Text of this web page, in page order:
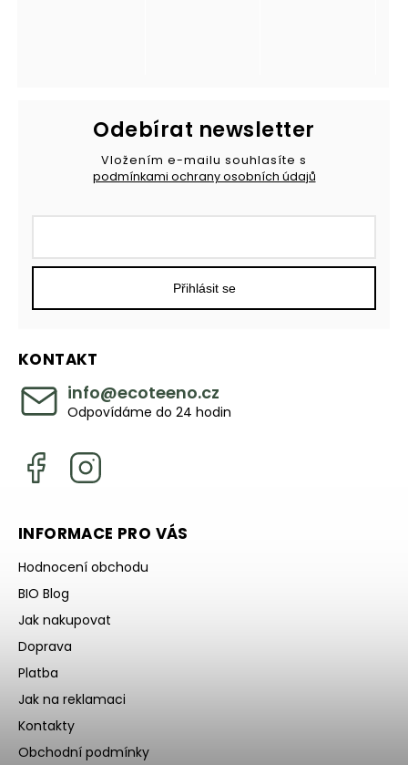
KONTAKT
info@ecoteeno.cz
Odpovídáme do 24 hodin
Odebírat newsletter
Vložením e-mailu souhlasíte s
podmínkami ochrany osobních údajů
Přihlásit se
INFORMACE PRO VÁS
Hodnocení obchodu
BIO Blog
Jak nakupovat
Doprava
Platba
Jak na reklamaci
Kontakty
Obchodní podmínky